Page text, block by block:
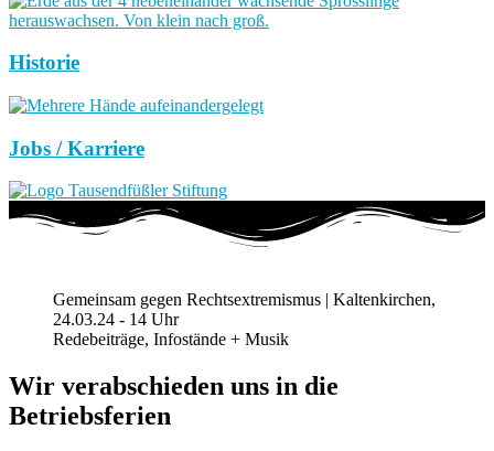
Historie
Jobs / Karriere
Gemeinsam gegen Rechtsextremismus | Kaltenkirchen,
24.03.24 - 14 Uhr
Redebeiträge, Infostände + Musik
Wir verabschieden uns in die
Betriebsferien